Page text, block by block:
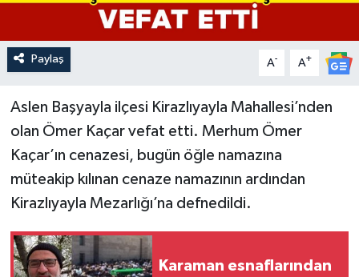
Paylaş A- A+
Aslen Başyayla ilçesi Kirazlıyayla Mahallesi’nden
olan Ömer Kaçar vefat etti. Merhum Ömer
Kaçar’ın cenazesi, bugün öğle namazına
müteakip kılınan cenaze namazının ardından
Kirazlıyayla Mezarlığı’na defnedildi.
Karaman esnaflarından